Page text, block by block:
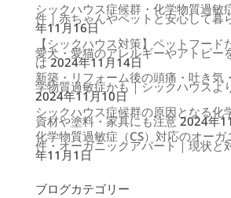
シックハウス症候群・化学物質過敏
件｜赤ちゃんやペットと安心して暮
年11月16日
【シックハウス対策】ペットフード
愛犬・愛猫のアレルギーやアトピー
は 2024年11月14日
新築・リフォーム後の頭痛・吐き気
学物質過敏症かも｜シックハウスよ
2024年11月10日
シックハウス症候群の原因となる化
資材や塗料・家具にも注意 2024年
化学物質過敏症（CS）対応のオーガ
件・オーガニックアパート｜現状と
年11月1日
ブログカテゴリー